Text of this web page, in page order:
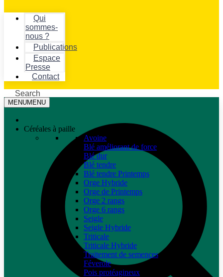
Qui
sommes-
nous ?
Publications
Espace
Presse
Contact
Search
MENUMENU
Céréales à paille
Avoine
Blé améliorant de force
Blé dur
Blé tendre
Blé tendre Printemps
Orge Hybride
Orge de Printemps
Orge 2 rangs
Orge 6 rangs
Seigle
Seigle Hybride
Triticale
Triticale Hybride
Traitement de semences
Féverole
Pois protéagineux